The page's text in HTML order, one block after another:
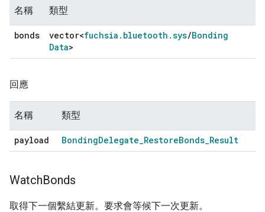
名稱 類型
bonds vector<fuchsia . bluetooth .sys/Bonding
Data>
回應
名稱 類型
payload BondingDelegate_RestoreBonds_Result
WatchBonds
取得下一個繫結更新。要求會等候下一次更新。